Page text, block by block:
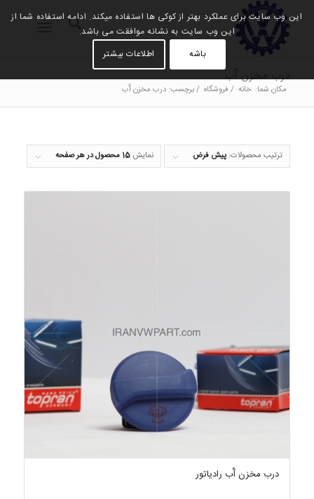
درب مخزن آّب
مکان شما: خانه / فروشگاه /برچسب: درب مخزن آّب
ترتیب محصولات: پیش فرض نمایش 15 محصول در هر صفحه
درب مخزن آّب رادیاتور
این وب سایت برای عملکرد بهتر از کوکی ها استفاده میکند. ادامه استفاده شما از
این وب سایت به نشانه موافقت می باشد.
باشه
اطلاعات بیشتر